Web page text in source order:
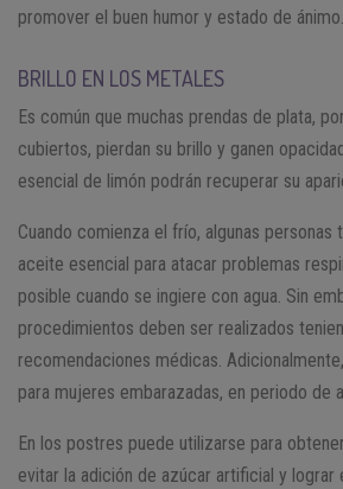
promover el buen humor y estado de ánimo.
BRILLO EN LOS METALES
Es común que muchas prendas de plata,
cubiertos, pierdan su brillo y ganen
esencial de limón podrán recuperar su
Cuando comienza el frío, algunas personas
aceite esencial para atacar problemas
posible cuando se ingiere con agua. Sin
procedimientos deben ser realizados
recomendaciones médicas.
para mujeres embarazadas, en periodo de
En los postres puede utilizarse para
evitar la adición de azúcar artificial y